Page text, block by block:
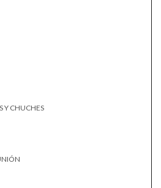
Y CHUCHES